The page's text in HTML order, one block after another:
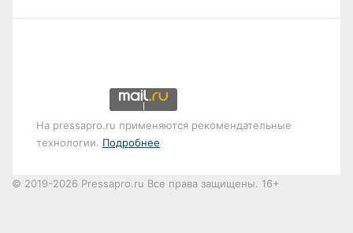
На pressapro.ru применяются рекомендательные
технологии. Подробнее
© 2019-2026 Pressapro.ru Все права защищены. 16+